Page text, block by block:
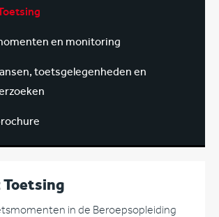
en monitoring
toetsgelegenheden en
in de Beroepsopleiding